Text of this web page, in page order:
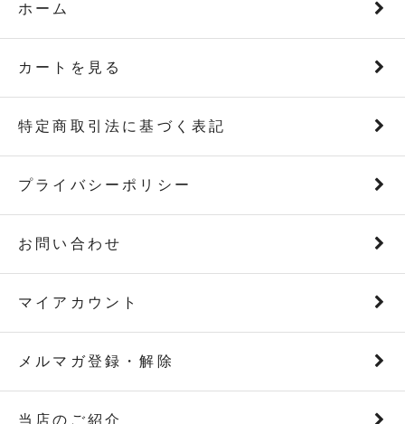
ホーム
カートを見る
特定商取引法に基づく表記
プライバシーポリシー
お問い合わせ
マイアカウント
メルマガ登録・解除
当店のご紹介